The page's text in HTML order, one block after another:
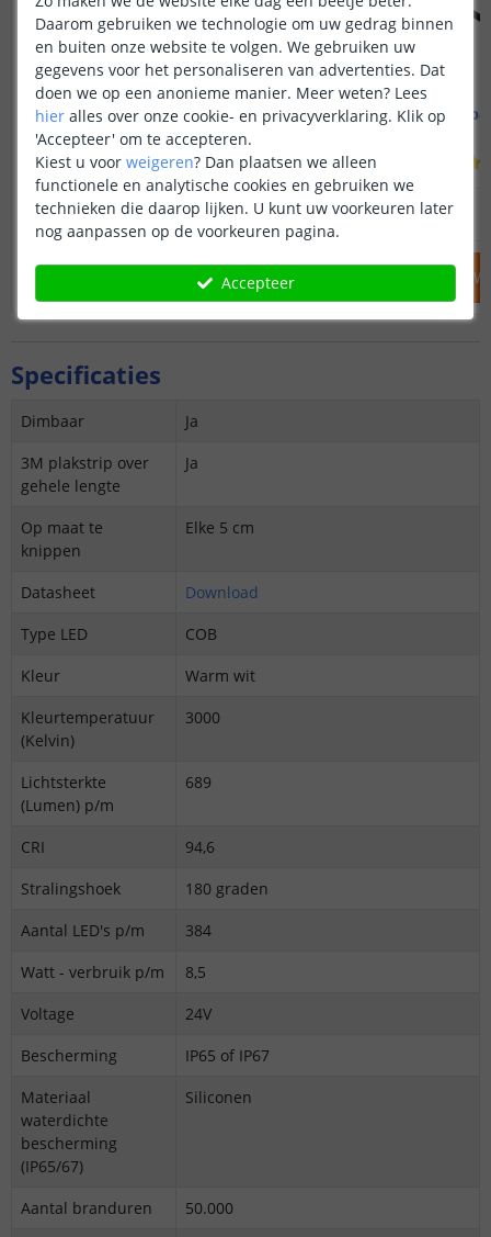
1M - compleet profiel
Opbouw - smal en laag
(70 reviews)
OP VOORRAAD 12 ,95
IN WINKELWAGEN
Snoerdimmer
OP VOORRAAD
IN
Specificaties
Dimbaar
Ja
3M plakstrip over
gehele lengte
Ja
Op maat te
knippen
Elke 5 cm
Datasheet
Download
Type LED
COB
Kleur
Warm wit
Kleurtemperatuur
(Kelvin)
3000
Lichtsterkte
(Lumen) p/m
689
CRI
94,6
Stralingshoek
180 graden
Aantal LED's p/m
384
Watt - verbruik p/m
8,5
Voltage
24V
Bescherming
IP65 of IP67
Materiaal
waterdichte
bescherming
(IP65/67)
Siliconen
Aantal branduren
50.000
Daarom gebruiken we technologie om uw gedrag binnen
en buiten onze website te volgen. We gebruiken uw
gegevens voor het personaliseren van advertenties. Dat
doen we op een anonieme manier. Meer weten? Lees
hier alles over onze cookie- en privacyverklaring. Klik op
'Accepteer' om te accepteren.
Kiest u voor weigeren? Dan plaatsen we alleen
functionele en analytische cookies en gebruiken we
technieken die daarop lijken. U kunt uw voorkeuren later
nog aanpassen op de voorkeuren pagina.
Accepteer